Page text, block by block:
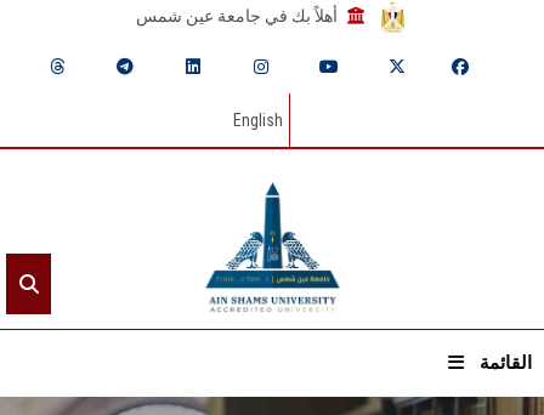
أهلاً بك في جامعة عين شمس
English
القائمة